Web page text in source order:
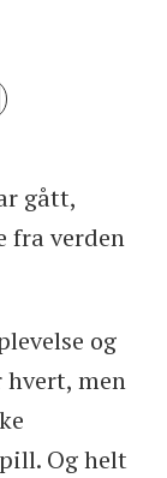
gått,
fra verden
og
hvert, men
Og helt